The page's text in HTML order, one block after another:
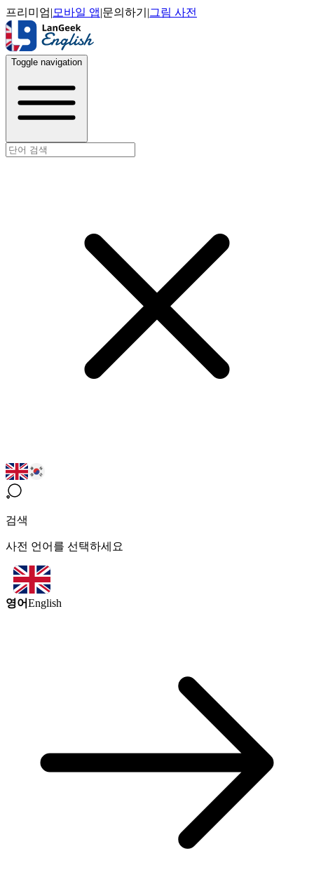
프리미엄| 모바일 앱|문의하기 |그림 사전
Toggle navigation
검색
사전 언어를 선택하세요
영어English